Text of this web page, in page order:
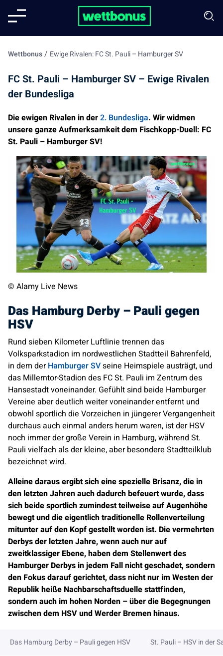
Wettbonus/ Ewige Rivalen: FC St. Pauli – Hamburger SV
FC St. Pauli – Hamburger SV – Ewige Rivalen
der Bundesliga
Die ewigen Rivalen in der2. Bundesliga. Wir widmen
unsere ganze Aufmerksamkeit dem Fischkopp-Duell: FC
St. Pauli – Hamburger SV!
© Alamy Live News
Das Hamburg Derby – Pauli gegen
HSV
Rund sieben Kilometer Luftlinie trennen das
Volksparkstadion im nordwestlichen Stadtteil Bahrenfeld,
in dem derHamburger SVseine Heimspiele austrägt, und
das Millerntor-Stadion des FC St. Pauli im Zentrum des
Hansestadt voneinander. Gefühlt sind beide Hamburger
Vereine aber deutlich weiter voneinander entfernt und
obwohl sportlich die Vorzeichen in jüngerer Vergangenheit
durchaus auch einmal anders herum waren, ist der HSV
noch immer der große Verein in Hamburg, während St.
Pauli vielfach als der kleine, aber besondere Stadtteilklub
bezeichnet wird.
Alleine daraus ergibt sich eine spezielle Brisanz, die in
den letzten Jahren auch dadurch befeuert wurde, dass
sich beide sportlich zumindest teilweise auf Augenhöhe
bewegt und die eigentlich traditionelle Rollenverteilung
mitunter auf den Kopf gestellt worden ist. Die vermehrten
Derbys der letzten Jahre, wenn auch nur auf
zweitklassiger Ebene, haben dem Stellenwert des
Hamburger Derbys in jedem Fall nicht geschadet, sondern
den Fokus darauf gerichtet, dass nicht nur im Westen der
Republik heiße Nachbarschaftsduelle stattfinden,
sondern auch im hohen Norden – über die Begegnungen
zwischen dem HSV und Werder Bremen hinaus.
Das Hamburg Derby – Pauli gegen HSV St. Pauli – HSV in der